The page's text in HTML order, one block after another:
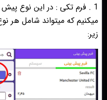
1 . فرم تکی : در این نوع
میکنیم که میتواند شامل هر
زیر: